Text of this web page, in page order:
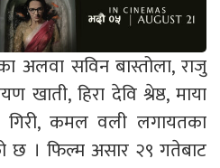
अलवा सविन बास्तोला, राजु
खाती, हिरा देवि श्रेष्ठ, माया
गिरी, कमल वली लगायतका
छ । फिल्म असार २९ गतेबाट